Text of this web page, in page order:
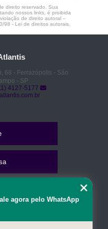
direito reservado. Sua
nossos links, é proibida
de direito autoral –
98 - Lei de direitos autorais.
68 - Ferrazópolis - São
- SP
4127-5177
agora pelo WhatsApp